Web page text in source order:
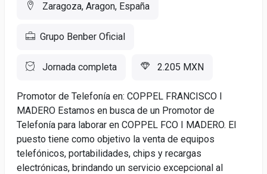
Zaragoza, Aragon, España
Grupo Benber Oficial
Jornada completa 2.205 MXN
Promotor de Telefonía en: COPPEL FRANCISCO I
MADERO Estamos en busca de un Promotor de
Telefonía para laborar en COPPEL FCO I MADERO. El
puesto tiene como objetivo la venta de equipos
telefónicos, portabilidades, chips y recargas
electrónicas, brindando un servicio excepcional al